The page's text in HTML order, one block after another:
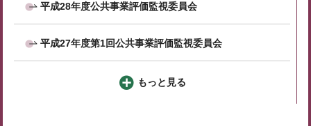
平成28年度公共事業評価監視委員会
平成27年度第1回公共事業評価監視委員会
もっと見る